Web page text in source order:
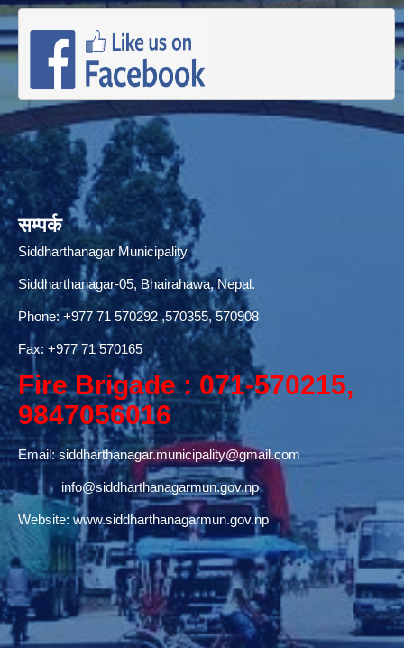
सम्पर्क
Siddharthanagar Municipality
Siddharthanagar-05, Bhairahawa, Nepal.
Phone:+977 71 570292,570355, 570908
Fax: +977 71 570165
Fire Brigade : 071-570215,
9847056016
Email:siddharthanagar.municipality@gmail.com
info@siddharthanagarmun.gov.np
Website: www.siddharthanagarmun.gov.np